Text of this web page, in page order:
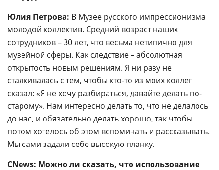
Юлия Петрова: В Музее русского импрессионизма
молодой коллектив. Средний возраст наших
сотрудников – 30 лет, что весьма нетипично для
музейной сферы. Как следствие – абсолютная
открытость новым решениям. Я ни разу не
сталкивалась с тем, чтобы кто-то из моих коллег
сказал: «Я не хочу разбираться, давайте делать по-
старому». Нам интересно делать то, что не делалось
до нас, и обязательно делать хорошо, так чтобы
потом хотелось об этом вспоминать и рассказывать.
Мы сами задали себе высокую планку.
CNews: Можно ли сказать, что использование